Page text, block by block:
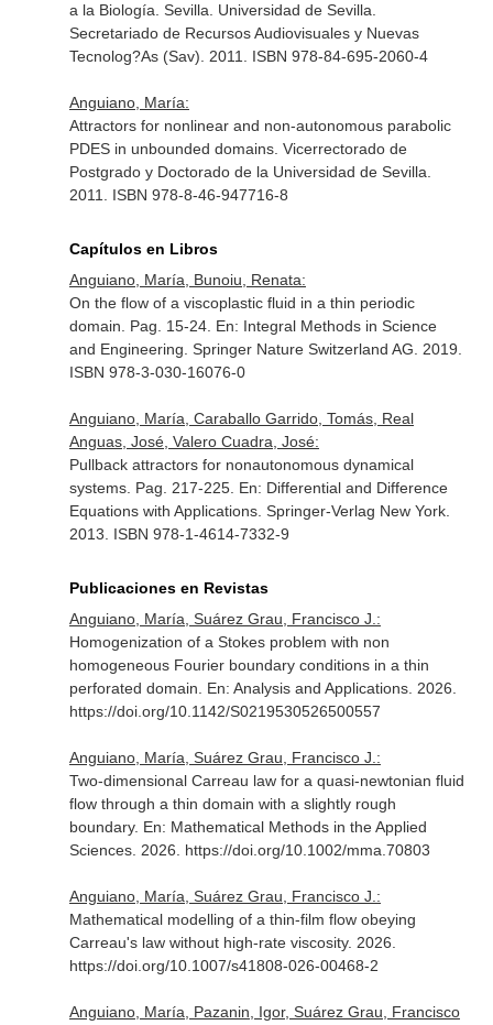
a la Biología. Sevilla. Universidad de Sevilla.
Secretariado de Recursos Audiovisuales y Nuevas
Tecnolog?As (Sav). 2011. ISBN 978-84-695-2060-4
Anguiano, María:
Attractors for nonlinear and non-autonomous parabolic
PDES in unbounded domains. Vicerrectorado de
Postgrado y Doctorado de la Universidad de Sevilla.
2011. ISBN 978-8-46-947716-8
Capítulos en Libros
Anguiano, María, Bunoiu, Renata:
On the flow of a viscoplastic fluid in a thin periodic
domain. Pag. 15-24. En: Integral Methods in Science
and Engineering . Springer Nature Switzerland AG. 2019.
ISBN 978-3-030-16076-0
Anguiano, María, Caraballo Garrido, Tomás, Real
Anguas, José, Valero Cuadra, José:
Pullback attractors for nonautonomous dynamical
systems. Pag. 217-225. En: Differential and Difference
Equations with Applications. Springer-Verlag New York.
2013. ISBN 978-1-4614-7332-9
Publicaciones en Revistas
Anguiano, María, Suárez Grau, Francisco J.:
Homogenization of a Stokes problem with non
homogeneous Fourier boundary conditions in a thin
perforated domain. En: Analysis and Applications. 2026.
https://doi.org/10.1142/S0219530526500557
Anguiano, María, Suárez Grau, Francisco J.:
Two-dimensional Carreau law for a quasi-newtonian fluid
flow through a thin domain with a slightly rough
boundary. En: Mathematical Methods in the Applied
Sciences. 2026. https://doi.org/10.1002/mma.70803
Anguiano, María, Suárez Grau, Francisco J.:
Mathematical modelling of a thin-film flow obeying
Carreau's law without high-rate viscosity. 2026.
https://doi.org/10.1007/s41808-026-00468-2
Anguiano, María, Pazanin, Igor, Suárez Grau, Francisco